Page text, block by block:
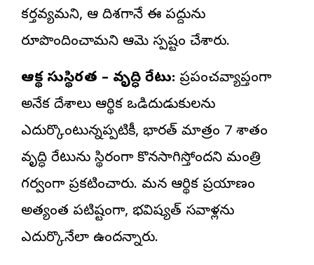
కర్తవ్యమని, ఆ దిశగానే ఈ పద్దును
రూపొందించామని ఆమె స్పష్టం చేశారు.
ఆర్థిక సుస్థిరత – వృద్ధి రేటు: ప్రపంచవ్యాప్తంగా
అనేక దేశాలు ఆర్థిక ఒడిదుడుకులను
ఎదుర్కొంటున్నప్పటికీ, భారత్ మాత్రం 7 శాతం
వృద్ధి రేటును స్థిరంగా కొనసాగిస్తోందని మంత్రి
గర్వంగా ప్రకటించారు. మన ఆర్థిక ప్రయాణం
అత్యంత పటిష్టంగా, భవిష్యత్ సవాళ్లను
ఎదుర్కొనేలా ఉందన్నారు.